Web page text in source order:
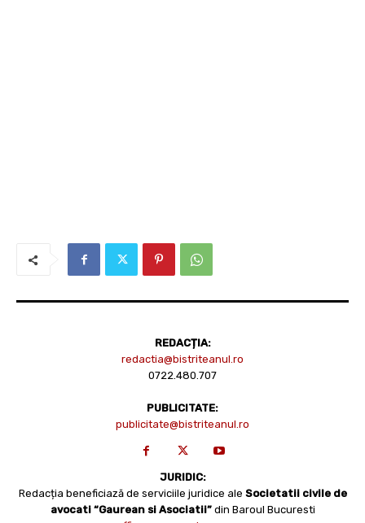
REDACȚIA:
redactia@bistriteanul.ro
0722.480.707
PUBLICITATE:
publicitate@bistriteanul.ro
JURIDIC:
Redacția beneficiază de serviciile juridice ale Societatii civile de
avocati “Gaurean si Asociatii” din Baroul Bucuresti